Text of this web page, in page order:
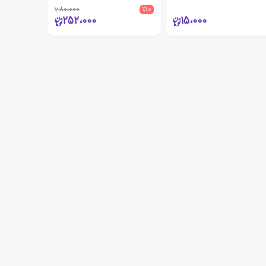
15،000
٪10 280،000
252،000